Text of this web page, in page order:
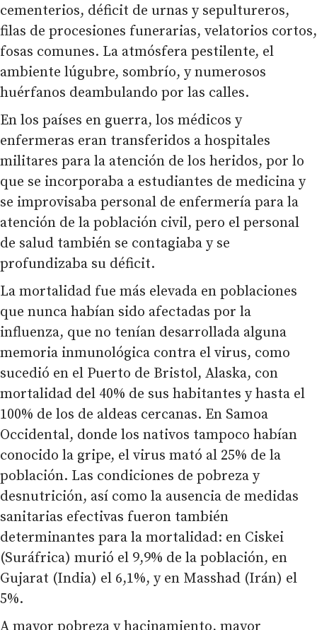
cementerios, déficit de urnas y sepultureros,
filas de procesiones funerarias, velatorios cortos,
fosas comunes. La atmósfera pestilente, el
ambiente lúgubre, sombrío, y numerosos
huérfanos deambulando por las calles.
En los países en guerra, los médicos y
enfermeras eran transferidos a hospitales
militares para la atención de los heridos, por lo
que se incorporaba a estudiantes de medicina y
se improvisaba personal de enfermería para la
atención de la población civil, pero el personal
de salud también se contagiaba y se
profundizaba su déficit.
La mortalidad fue más elevada en poblaciones
que nunca habían sido afectadas por la
influenza, que no tenían desarrollada alguna
memoria inmunológica contra el virus, como
sucedió en el Puerto de Bristol, Alaska, con
mortalidad del 40% de sus habitantes y hasta el
100% de los de aldeas cercanas. En Samoa
Occidental, donde los nativos tampoco habían
conocido la gripe, el virus mató al 25% de la
población. Las condiciones de pobreza y
desnutrición, así como la ausencia de medidas
sanitarias efectivas fueron también
determinantes para la mortalidad: en Ciskei
(Suráfrica) murió el 9,9% de la población, en
Gujarat (India) el 6,1%, y en Masshad (Irán) el
5%.